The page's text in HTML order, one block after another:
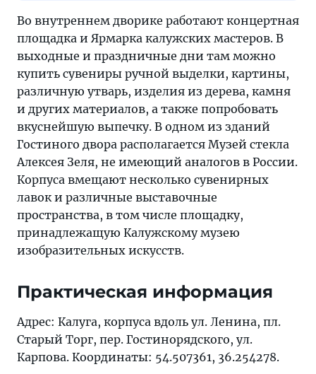
Во внутреннем дворике работают концертная
площадка и Ярмарка калужских мастеров. В
выходные и праздничные дни там можно
купить сувениры ручной выделки, картины,
различную утварь, изделия из дерева, камня
и других материалов, а также попробовать
вкуснейшую выпечку. В одном из зданий
Гостиного двора располагается Музей стекла
Алексея Зеля, не имеющий аналогов в России.
Корпуса вмещают несколько сувенирных
лавок и различные выставочные
пространства, в том числе площадку,
принадлежащую Калужскому музею
изобразительных искусств.
Практическая информация
Адрес: Калуга, корпуса вдоль ул. Ленина, пл.
Старый Торг, пер. Гостинорядского, ул.
Карпова. Координаты: 54.507361, 36.254278.